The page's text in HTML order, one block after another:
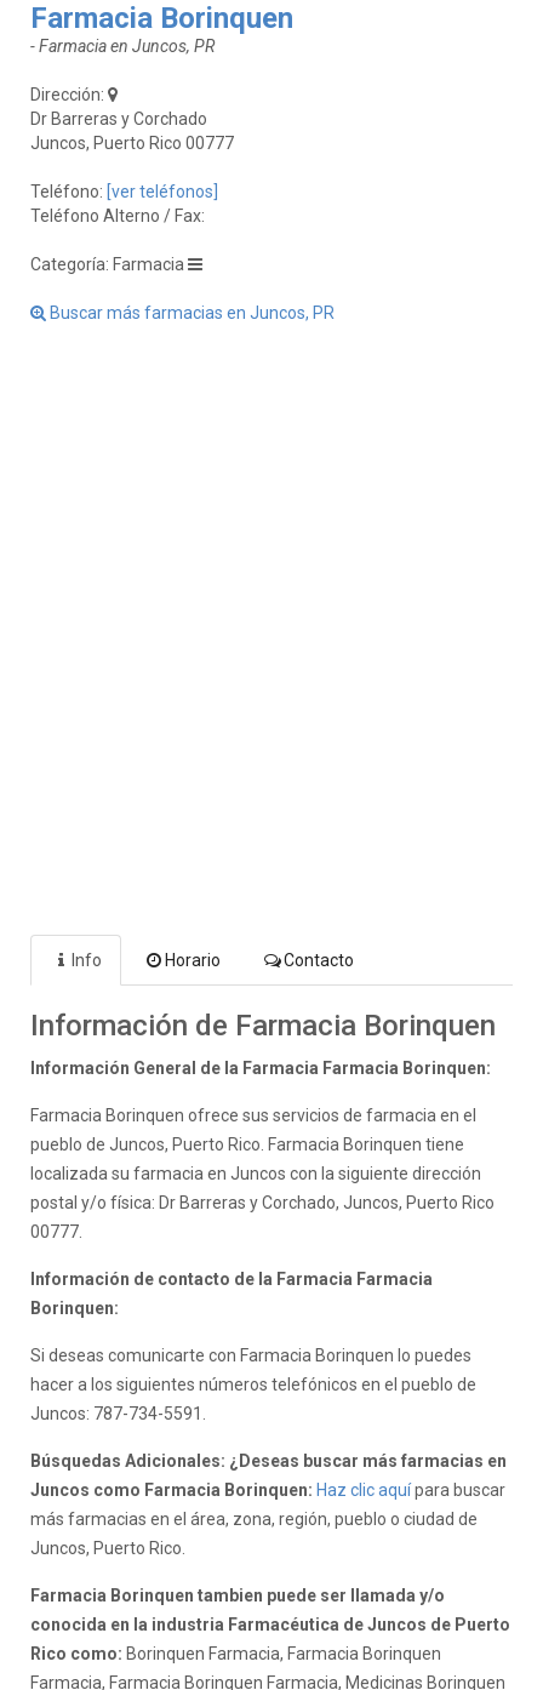
Farmacia Borinquen
- Farmacia en Juncos, PR
Dirección:
Dr Barreras y Corchado
Juncos, Puerto Rico 00777
Teléfono: [ver teléfonos]
Teléfono Alterno / Fax:
Categoría: Farmacia
Buscar más farmacias en Juncos, PR
Info Horario Contacto
Información de Farmacia Borinquen
Información General de la Farmacia Farmacia Borinquen:
Farmacia Borinquen ofrece sus servicios de farmacia en el
pueblo de Juncos, Puerto Rico. Farmacia Borinquen tiene
localizada su farmacia en Juncos con la siguiente dirección
postal y/o física: Dr Barreras y Corchado, Juncos, Puerto Rico
00777.
Información de contacto de la Farmacia Farmacia
Borinquen:
Si deseas comunicarte con Farmacia Borinquen lo puedes
hacer a los siguientes números telefónicos en el pueblo de
Juncos: 787-734-5591.
Búsquedas Adicionales: ¿Deseas buscar más farmacias en
Juncos como Farmacia Borinquen: Haz clic aquípara buscar
más farmacias en el área, zona, región, pueblo o ciudad de
Juncos, Puerto Rico.
Farmacia Borinquen tambien puede ser llamada y/o
conocida en la industria Farmacéutica de Juncos de Puerto
Rico como: Borinquen Farmacia, Farmacia Borinquen
Farmacia, Farmacia Borinquen Farmacia, Medicinas Borinquen